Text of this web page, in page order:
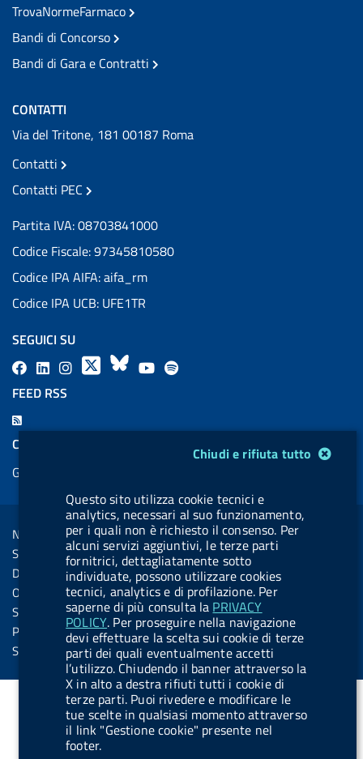
Chiudi e rifiuta tutto
Questo sito utilizza cookie tecnici e
analytics, necessari al suo funzionamento,
per i quali non è richiesto il consenso. Per
alcuni servizi aggiuntivi, le terze parti
fornitrici, dettagliatamente sotto
individuate, possono utilizzare cookies
tecnici, analytics e di profilazione. Per
saperne di più consulta la PRIVACY
POLICY. Per proseguire nella navigazione
devi effettuare la scelta sui cookie di terze
parti dei quali eventualmente accetti
l’utilizzo. Chiudendo il banner attraverso la
X in alto a destra rifiuti tutti i cookie di
terze parti. Puoi rivedere e modificare le
tue scelte in qualsiasi momento attraverso
il link "Gestione cookie" presente nel
footer.
TrovaNormeFarmaco
Bandi di Concorso
Bandi di Gara e Contratti
CONTATTI
Via del Tritone, 181 00187 Roma
Contatti
Contatti PEC
Partita IVA: 08703841000
Codice Fiscale: 97345810580
Codice IPA AIFA: aifa_rm
Codice IPA UCB: UFE1TR
SEGUICI SU
F
a
e
L
i
k
e
b
u
t
t
o
n
.
i
n
s
t
a
X
B
e
y
Y
t
e
l
e
b
u
t
t
o
n
.
s
p
o
t
i
FEED RSS
COOKIES
Gestione cookie
Sezione Link Utili
Note legali
Social Media Policy
Dichiarazione di accessibilità
Obiettivi di accessibilità
Statistiche sito
Privacy
Servizi Online